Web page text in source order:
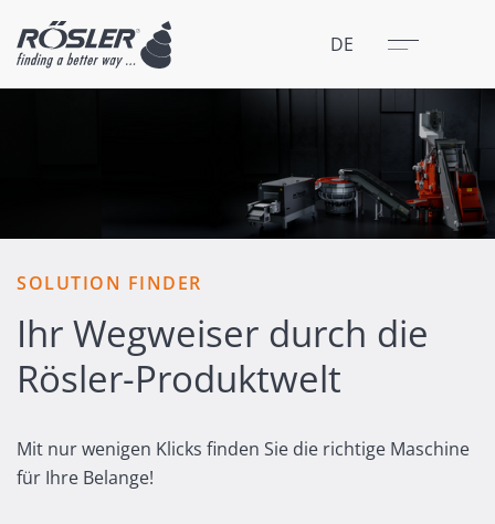
DE Menü
Schließen
SOLUTION FINDER
Ihr Wegweiser durch die
Rösler-Produktwelt
Mit nur wenigen Klicks finden Sie die richtige Maschine
für Ihre Belange!